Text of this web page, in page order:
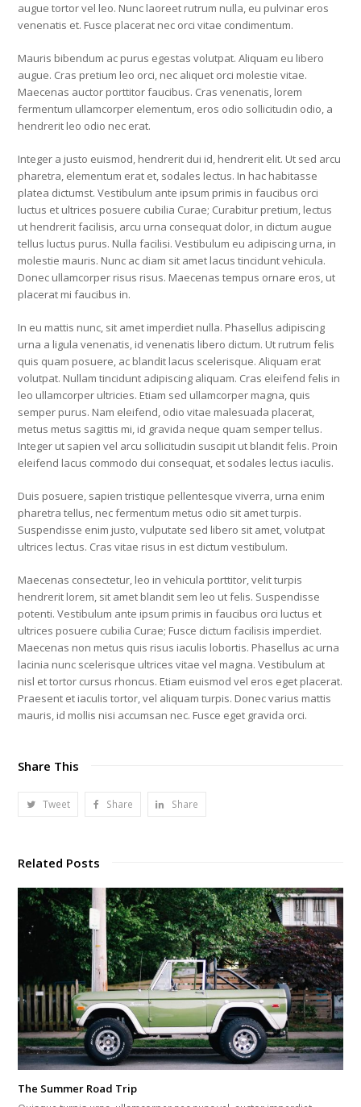
augue tortor vel leo. Nunc laoreet rutrum nulla, eu pulvinar eros
venenatis et. Fusce placerat nec orci vitae condimentum.
Mauris bibendum ac purus egestas volutpat. Aliquam eu libero
augue. Cras pretium leo orci, nec aliquet orci molestie vitae.
Maecenas auctor porttitor faucibus. Cras venenatis, lorem
fermentum ullamcorper elementum, eros odio sollicitudin odio, a
hendrerit leo odio nec erat.
Integer a justo euismod, hendrerit dui id, hendrerit elit. Ut sed arcu
pharetra, elementum erat et, sodales lectus. In hac habitasse
platea dictumst. Vestibulum ante ipsum primis in faucibus orci
luctus et ultrices posuere cubilia Curae; Curabitur pretium, lectus
ut hendrerit facilisis, arcu urna consequat dolor, in dictum augue
tellus luctus purus. Nulla facilisi. Vestibulum eu adipiscing urna, in
molestie mauris. Nunc ac diam sit amet lacus tincidunt vehicula.
Donec ullamcorper risus risus. Maecenas tempus ornare eros, ut
placerat mi faucibus in.
In eu mattis nunc, sit amet imperdiet nulla. Phasellus adipiscing
urna a ligula venenatis, id venenatis libero dictum. Ut rutrum felis
quis quam posuere, ac blandit lacus scelerisque. Aliquam erat
volutpat. Nullam tincidunt adipiscing aliquam. Cras eleifend felis in
leo ullamcorper ultricies. Etiam sed ullamcorper magna, quis
semper purus. Nam eleifend, odio vitae malesuada placerat,
metus metus sagittis mi, id gravida neque quam semper tellus.
Integer ut sapien vel arcu sollicitudin suscipit ut blandit felis. Proin
eleifend lacus commodo dui consequat, et sodales lectus iaculis.
Duis posuere, sapien tristique pellentesque viverra, urna enim
pharetra tellus, nec fermentum metus odio sit amet turpis.
Suspendisse enim justo, vulputate sed libero sit amet, volutpat
ultrices lectus. Cras vitae risus in est dictum vestibulum.
Maecenas consectetur, leo in vehicula porttitor, velit turpis
hendrerit lorem, sit amet blandit sem leo ut felis. Suspendisse
potenti. Vestibulum ante ipsum primis in faucibus orci luctus et
ultrices posuere cubilia Curae; Fusce dictum facilisis imperdiet.
Maecenas non metus quis risus iaculis lobortis. Phasellus ac urna
lacinia nunc scelerisque ultrices vitae vel magna. Vestibulum at
nisl et tortor cursus rhoncus. Etiam euismod vel eros eget placerat.
Praesent et iaculis tortor, vel aliquam turpis. Donec varius mattis
mauris, id mollis nisi accumsan nec. Fusce eget gravida orci.
Share This
Tweet Share Share
Related Posts
The Summer Road Trip